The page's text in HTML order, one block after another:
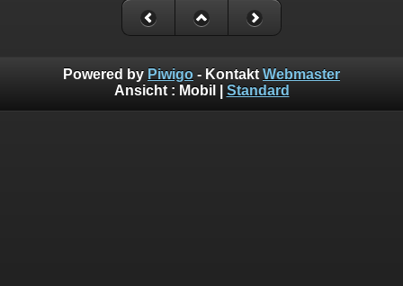
Powered by Piwigo - Kontakt Webmaster
Ansicht : Mobil Standard